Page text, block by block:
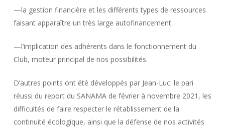
—la gestion financière et les différents types de ressources
faisant apparaître un très large autofinancement.
—l’implication des adhérents dans le fonctionnement du
Club, moteur principal de nos possibilités.
D’autres points ont été développés par Jean-Luc: le pari
réussi du report du SANAMA de février à novembre 2021, les
difficultés de faire respecter le rétablissement de la
continuité écologique, ainsi que la défense de nos activités